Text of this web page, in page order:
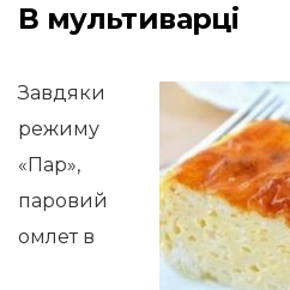
В мультиварці
Завдяки
режиму
«Пар»,
паровий
омлет в